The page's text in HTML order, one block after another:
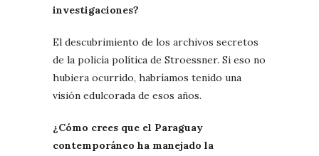
investigaciones?
El descubrimiento de los archivos secretos
de la policía política de Stroessner. Si eso no
hubiera ocurrido, habríamos tenido una
visión edulcorada de esos años.
¿Cómo crees que el Paraguay
contemporáneo ha manejado la